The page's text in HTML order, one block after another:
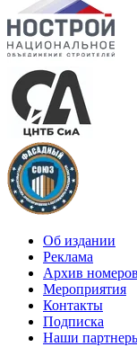
Об издании
Реклама
Архив номеров
Мероприятия
Контакты
Подписка
Наши